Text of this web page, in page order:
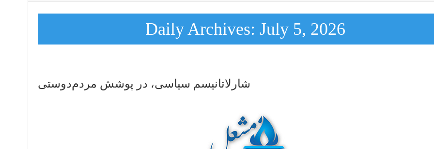
Daily Archives: July 5, 2026
شارلاتانیسم سیاسی، در پوشش مردم‌دوستی